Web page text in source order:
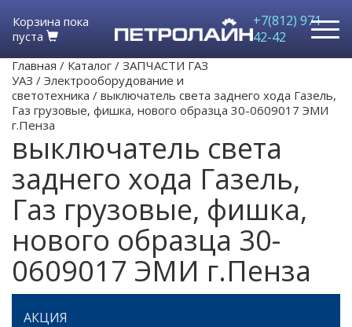
Корзина пока
пуста
+7(812) 971-
42-42
Главная / Каталог / ЗАПЧАСТИ ГАЗ
УАЗ / Электрооборудование и
светотехника / выключатель света заднего хода Газель,
Газ грузовые, фишка, нового образца 30-0609017 ЭМИ
г.Пенза
выключатель света
заднего хода Газель,
Газ грузовые, фишка,
нового образца 30-
0609017 ЭМИ г.Пенза
АКЦИЯ